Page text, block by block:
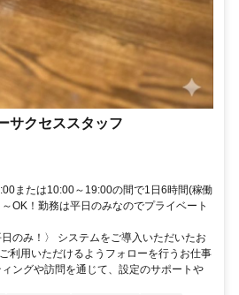
サクセススタッフ
または10:00～19:00の間で1日6時間(稼働
OK！勤務は平日のみなのでプライベート
のみ！〉 システムをご導入いただいたお
利用いただけるようフォローを行うお仕事
ングや訪問を通じて、設定のサポートや